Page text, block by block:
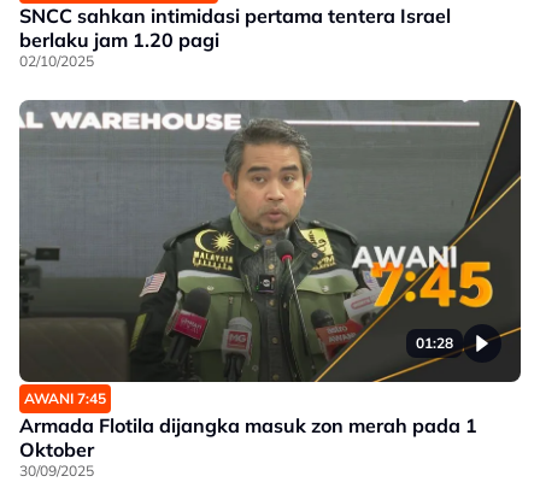
SNCC sahkan intimidasi pertama tentera Israel
berlaku jam 1.20 pagi
02/10/2025
01:28
AWANI 7:45
Armada Flotila dijangka masuk zon merah pada 1
Oktober
30/09/2025